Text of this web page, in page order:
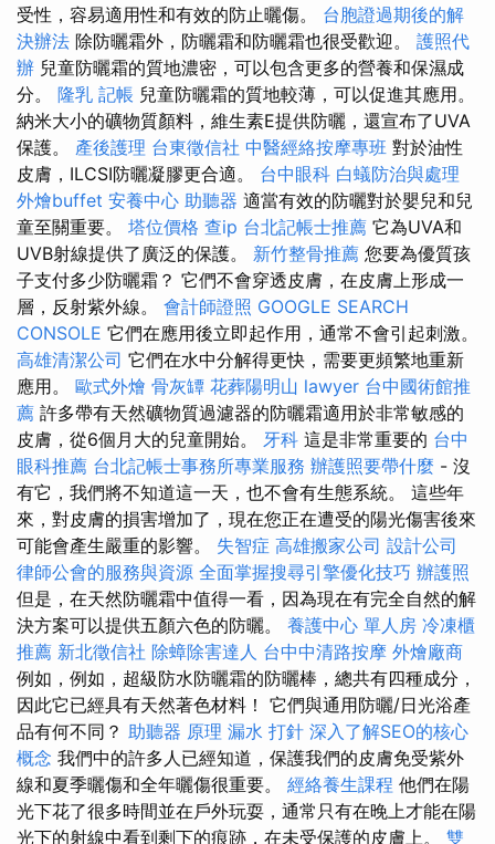
受性，容易適用性和有效的防止曬傷。 台胞證過期後的解
決辦法 除防曬霜外，防曬霜和防曬霜也很受歡迎。 護照代
辦 兒童防曬霜的質地濃密，可以包含更多的營養和保濕成
分。 隆乳 記帳 兒童防曬霜的質地較薄，可以促進其應用。
納米大小的礦物質顏料，維生素E提供防曬，還宣布了UVA
保護。 產後護理 台東徵信社 中醫經絡按摩專班 對於油性
皮膚，ILCSI防曬凝膠更合適。 台中眼科 白蟻防治與處理
外燴buffet 安養中心 助聽器 適當有效的防曬對於嬰兒和兒
童至關重要。 塔位價格 查ip 台北記帳士推薦 它為UVA和
UVB射線提供了廣泛的保護。 新竹整骨推薦 您要為優質孩
子支付多少防曬霜？ 它們不會穿透皮膚，在皮膚上形成一
層，反射紫外線。 會計師證照 GOOGLE SEARCH
CONSOLE 它們在應用後立即起作用，通常不會引起刺激。
高雄清潔公司 它們在水中分解得更快，需要更頻繁地重新
應用。 歐式外燴 骨灰罈 花葬陽明山 lawyer 台中國術館推
薦 許多帶有天然礦物質過濾器的防曬霜適用於非常敏感的
皮膚，從6個月大的兒童開始。 牙科 這是非常重要的 台中
眼科推薦 台北記帳士事務所專業服務 辦護照要帶什麼 - 沒
有它，我們將不知道這一天，也不會有生態系統。 這些年
來，對皮膚的損害增加了，現在您正在遭受的陽光傷害後來
可能會產生嚴重的影響。 失智症 高雄搬家公司 設計公司
律師公會的服務與資源 全面掌握搜尋引擎優化技巧 辦護照
但是，在天然防曬霜中值得一看，因為現在有完全自然的解
決方案可以提供五顏六色的防曬。 養護中心 單人房 冷凍櫃
推薦 新北徵信社 除蟑除害達人 台中中清路按摩 外燴廠商
例如，例如，超級防水防曬霜的防曬棒，總共有四種成分，
因此它已經具有天然著色材料！ 它們與通用防曬/日光浴產
品有何不同？ 助聽器 原理 漏水 打針 深入了解SEO的核心
概念 我們中的許多人已經知道，保護我們的皮膚免受紫外
線和夏季曬傷和全年曬傷很重要。 經絡養生課程 他們在陽
光下花了很多時間並在戶外玩耍，通常只有在晚上才能在陽
光下的射線中看到剩下的痕跡，在未受保護的皮膚上。 雙